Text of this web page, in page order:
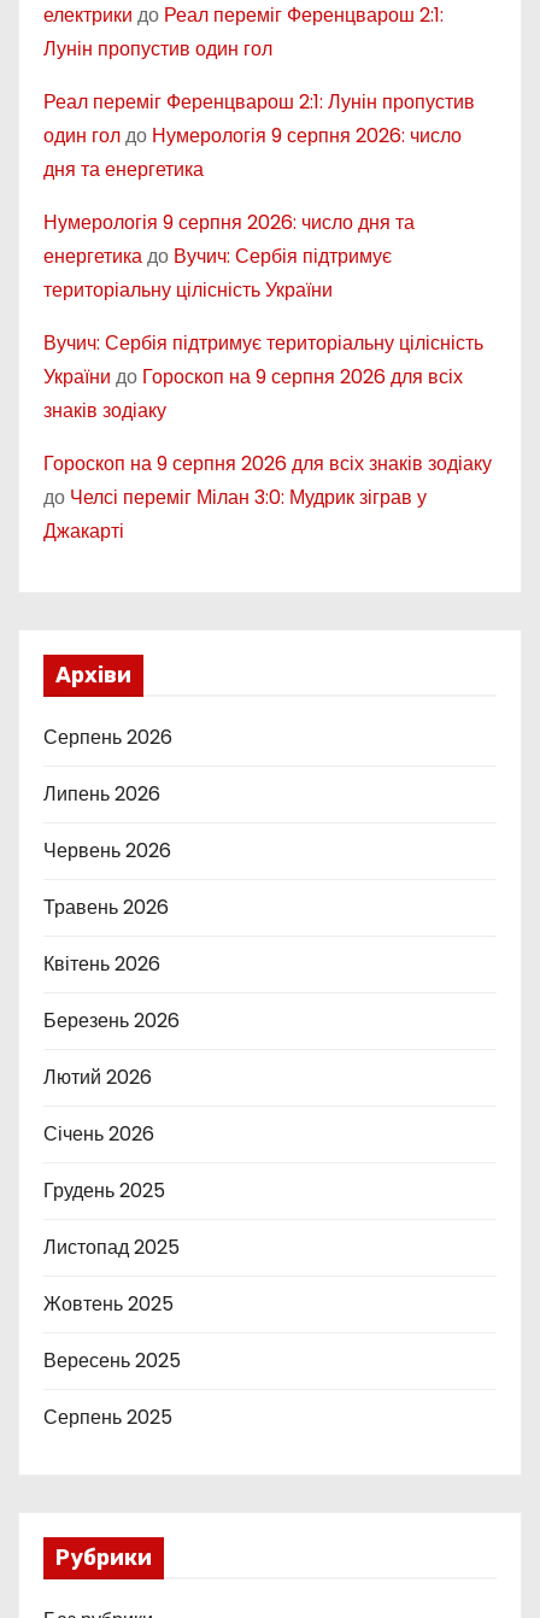
електрики до Реал переміг Ференцварош 2:1:
Лунін пропустив один гол
Реал переміг Ференцварош 2:1: Лунін пропустив
один голдо Нумерологія 9 серпня 2026: число
дня та енергетика
Нумерологія 9 серпня 2026: число дня та
енергетикадо Вучич: Сербія підтримує
територіальну цілісність України
Вучич: Сербія підтримує територіальну цілісність
України до Гороскоп на 9 серпня 2026 для всіх
знаків зодіаку
Гороскоп на 9 серпня 2026 для всіх знаків зодіаку
до Челсі переміг Мілан 3:0: Мудрик зіграв у
Джакарті
Архіви
Серпень 2026
Липень 2026
Червень 2026
Травень 2026
Квітень 2026
Березень 2026
Лютий 2026
Січень 2026
Грудень 2025
Листопад 2025
Жовтень 2025
Вересень 2025
Серпень 2025
Рубрики